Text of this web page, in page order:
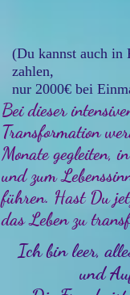
Ich bin leer,
und
Bei dieser
Transformation
Monate gegleiten,
und zum
führen. Hast Du
das Leben zu
(Du kannst auch in
zahlen,
nur 2000€ bei